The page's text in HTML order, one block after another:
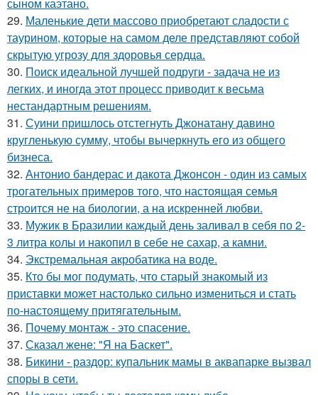
29. Маленькие дети массово приобретают сладости с
таурином, которые на самом деле представляют собой
скрытую угрозу для здоровья сердца.
30. Поиск идеальной лучшей подруги - задача не из
легких, и иногда этот процесс приводит к весьма
нестандартным решениям.
31. Суини пришлось отстегнуть Джонатану давино
кругленькую сумму, чтобы вычеркнуть его из общего
бизнеса.
32. Антонио бандерас и дакота Джонсон - один из самых
трогательных примеров того, что настоящая семья
строится не на биологии, а на искренней любви.
33. Мужик в Бразилии каждый день заливал в себя по 2-
3 литра колы и накопил в себе не сахар, а камни.
34. Экстремальная акробатика на воде.
35. Кто бы мог подумать, что старый знакомый из
приставки может настолько сильно измениться и стать
по-настоящему притягательным.
36. Почему монтаж - это спасение.
37. Сказал жене: "Я на Баскет".
38. Бикини - раздор: купальник мамы в аквапарке вызвал
споры в сети.